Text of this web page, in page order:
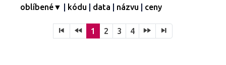
oblíbené▼
kódu data názvu ceny
1 2 3 4